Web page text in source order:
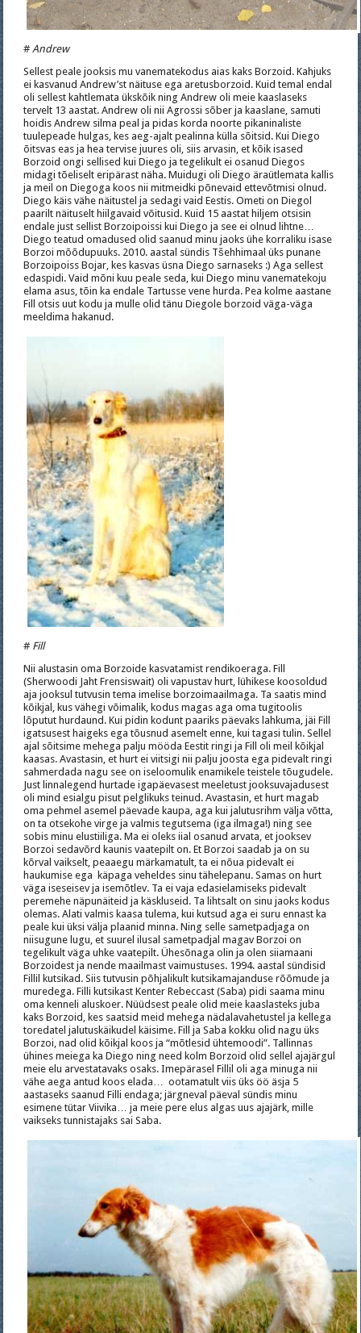
#Andrew
Sellest peale jooksis mu vanematekodus aias kaks Borzoid. Kahjuks
ei kasvanud Andrew’st näituse ega aretusborzoid. Kuid temal endal
oli sellest kahtlemata ükskõik ning Andrew oli meie kaaslaseks
tervelt 13 aastat. Andrew oli nii Agrossi sõber ja kaaslane, samuti
hoidis Andrew silma peal ja pidas korda noorte pikaninaliste
tuulepeade hulgas, kes aeg-ajalt pealinna külla sõitsid. Kui Diego
õitsvas eas ja hea tervise juures oli, siis arvasin, et kõik isased
Borzoid ongi sellised kui Diego ja tegelikult ei osanud Diegos
midagi tõeliselt eripärast näha. Muidugi oli Diego äraütlemata kallis
ja meil on Diegoga koos nii mitmeidki põnevaid ettevõtmisi olnud.
Diego käis vähe näitustel ja sedagi vaid Eestis. Ometi on Diegol
paarilt näituselt hiilgavaid võitusid. Kuid 15 aastat hiljem otsisin
endale just sellist Borzoipoissi kui Diego ja see ei olnud lihtne…
Diego teatud omadused olid saanud minu jaoks ühe korraliku isase
Borzoi mõõdupuuks. 2010. aastal sündis Tšehhimaal üks punane
Borzoipoiss Bojar, kes kasvas üsna Diego sarnaseks :) Aga sellest
edaspidi. Vaid mõni kuu peale seda, kui Diego minu vanematekoju
elama asus, tõin ka endale Tartusse vene hurda. Pea kolme aastane
Fill otsis uut kodu ja mulle olid tänu Diegole borzoid väga-väga
meeldima hakanud.
# Fill
Nii alustasin oma Borzoide kasvatamist rendikoeraga. Fill
(Sherwoodi Jaht Frensiswait) oli vapustav hurt, lühikese koosoldud
aja jooksul tutvusin tema imelise borzoimaailmaga. Ta saatis mind
kõikjal, kus vähegi võimalik, kodus magas aga oma tugitoolis
lõputut hurdaund. Kui pidin kodunt paariks päevaks lahkuma, jäi Fill
igatsusest haigeks ega tõusnud asemelt enne, kui tagasi tulin. Sellel
ajal sõitsime mehega palju mööda Eestit ringi ja Fill oli meil kõikjal
kaasas. Avastasin, et hurt ei viitsigi nii palju joosta ega pidevalt ringi
sahmerdada nagu see on iseloomulik enamikele teistele tõugudele.
Just linnalegend hurtade igapäevasest meeletust jooksuvajadusest
oli mind esialgu pisut pelglikuks teinud. Avastasin, et hurt magab
oma pehmel asemel päevade kaupa, aga kui jalutusrihm välja võtta,
on ta otsekohe virge ja valmis tegutsema (iga ilmaga!) ning see
sobis minu elustiiliga. Ma ei oleks iial osanud arvata, et jooksev
Borzoi sedavõrd kaunis vaatepilt on. Et Borzoi saadab ja on su
kõrval vaikselt, peaaegu märkamatult, ta ei nõua pidevalt ei
haukumise ega käpaga veheldes sinu tähelepanu. Samas on hurt
väga iseseisev ja isemõtlev. Ta ei vaja edasielamiseks pidevalt
peremehe näpunäiteid ja käskluseid. Ta lihtsalt on sinu jaoks kodus
olemas. Alati valmis kaasa tulema, kui kutsud aga ei suru ennast ka
peale kui üksi välja plaanid minna. Ning selle sametpadjaga on
niisugune lugu, et suurel ilusal sametpadjal magav Borzoi on
tegelikult väga uhke vaatepilt. Ühesõnaga olin ja olen siiamaani
Borzoidest ja nende maailmast vaimustuses. 1994. aastal sündisid
Fillil kutsikad. Siis tutvusin põhjalikult kutsikamajanduse rõõmude ja
muredega. Filli kutsikast Kenter Rebeccast (Saba) pidi saama minu
oma kenneli aluskoer. Nüüdsest peale olid meie kaaslasteks juba
kaks Borzoid, kes saatsid meid mehega nädalavahetustel ja kellega
toredatel jalutuskäikudel käisime. Fill ja Saba kokku olid nagu üks
Borzoi, nad olid kõikjal koos ja “mõtlesid ühtemoodi”. Tallinnas
ühines meiega ka Diego ning need kolm Borzoid olid sellel ajajärgul
meie elu arvestatavaks osaks. Imepärasel Fillil oli aga minuga nii
vähe aega antud koos elada… ootamatult viis üks öö äsja 5
aastaseks saanud Filli endaga; järgneval päeval sündis minu
esimene tütar Viivika… ja meie pere elus algas uus ajajärk, mille
vaikseks tunnistajaks sai Saba.